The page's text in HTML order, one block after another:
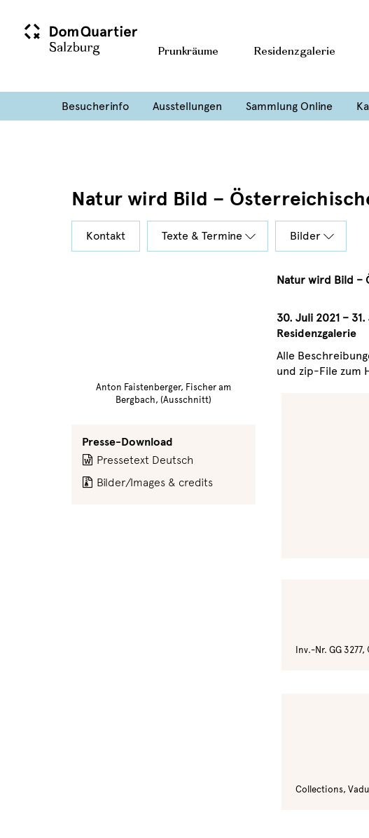
Prunkräume Residenzgalerie
Besucherinfo Ausstellungen Sammlung Online
Natur wird Bild –
Kontakt Texte & Termine Bilder
Anton Faistenberger, Fischer am
Bergbach, (Ausschnitt)
Presse-Download
Pressetext Deutsch
Bilder/Images & credits
Natur wird Bild –
30. Juli 2021 –
Residenzgalerie
Alle
und zip-File zum
Inv.-Nr. GG
Collections,